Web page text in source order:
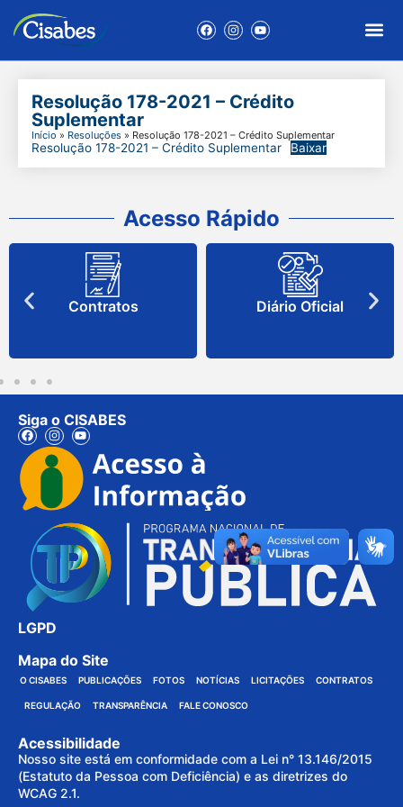
Resolução 178-2021 – Crédito
Suplementar
Início » Resoluções » Resolução 178-2021 – Crédito Suplementar
Resolução 178-2021 – Crédito Suplementar Baixar
Acesso Rápido
Contratos Diário Oficial
Siga o CISABES
LGPD
Mapa do Site
O CISABES PUBLICAÇÕES FOTOS NOTÍCIAS LICITAÇÕES CONTRATOS
REGULAÇÃO TRANSPARÊNCIA FALE CONOSCO
Acessibilidade
Nosso site está em conformidade com a Lei n° 13.146/2015
(Estatuto da Pessoa com Deficiência) e as diretrizes do
WCAG 2.1.